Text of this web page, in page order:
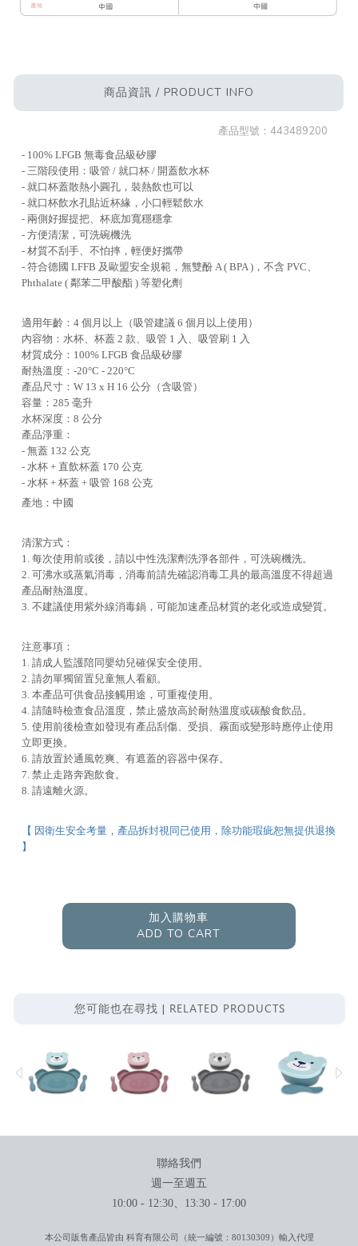
商品資訊 / PRODUCT INFO
產品型號：443489200
- 100% LFGB 無毒食品級矽膠
- 三階段使用：吸管 / 就口杯 / 開蓋飲水杯
- 就口杯蓋散熱小圓孔，裝熱飲也可以
- 就口杯飲水孔貼近杯緣，小口輕鬆飲水
- 兩側好握提把、杯底加寬穩穩拿
- 方便清潔，可洗碗機洗
- 材質不刮手、不怕摔，輕便好攜帶
- 符合德國 LFFB 及歐盟安全規範，無雙酚 A ( BPA )，不含 PVC、
Phthalate ( 鄰苯二甲酸酯 ) 等塑化劑
適用年齡：4 個月以上（吸管建議 6 個月以上使用）
內容物：水杯、杯蓋 2 款、吸管 1 入、吸管刷 1 入
材質成分：100% LFGB 食品級矽膠
耐熱溫度：-20°C - 220°C
產品尺寸：W 13 x H 16 公分（含吸管）
容量：285 毫升
水杯深度：8 公分
產品淨重：
- 無蓋 132 公克
- 水杯 + 直飲杯蓋 170 公克
- 水杯 + 杯蓋 + 吸管 168 公克
產地：中國
清潔方式：
1. 每次使用前或後，請以中性洗潔劑洗淨各部件，可洗碗機洗。
2. 可沸水或蒸氣消毒，消毒前請先確認消毒工具的最高溫度不得超過
產品耐熱溫度。
3. 不建議使用紫外線消毒鍋，可能加速產品材質的老化或造成變質。
注意事項：
1. 請成人監護陪同嬰幼兒確保安全使用。
2. 請勿單獨留置兒童無人看顧。
3. 本產品可供食品接觸用途，可重複使用。
4. 請隨時檢查食品溫度，禁止盛放高於耐熱溫度或碳酸食飲品。
5. 使用前後檢查如發現有產品刮傷、受損、霧面或變形時應停止使用
立即更換。
6. 請放置於通風乾爽、有遮蓋的容器中保存。
7. 禁止走路奔跑飲食。
8. 請遠離火源。
【 因衛生安全考量，產品拆封視同已使用，除功能瑕疵恕無提供退換
】
加入購物車
ADD TO CART
您可能也在尋找 | RELATED PRODUCTS
聯絡我們
週一至週五
10:00 - 12:30、13:30 - 17:00
本公司販售產品皆由 科育有限公司（統一編號：80130309）輸入代理